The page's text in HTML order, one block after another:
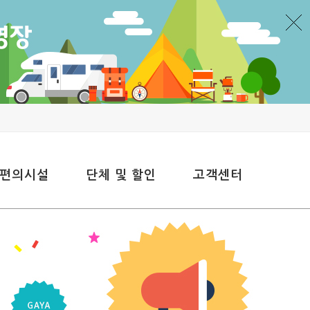
의시설 단체 및 할인 고객센터